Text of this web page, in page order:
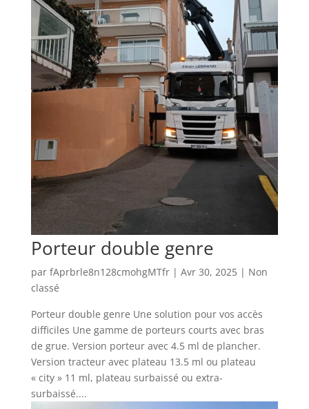
Porteur double genre
par fAprbrle8n128cmohgMTfr| Avr 30, 2025| Non
classé
Porteur double genre Une solution pour vos accès
difficiles Une gamme de porteurs courts avec bras
de grue. Version porteur avec 4.5 ml de plancher.
Version tracteur avec plateau 13.5 ml ou plateau
« city » 11 ml, plateau surbaissé ou extra-
surbaissé....